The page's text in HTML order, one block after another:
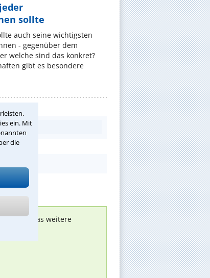
ein. Mit
die
sollte
auch seine wichtigsten
- gegenüber dem
welche sind das konkret?
gibt es besondere
um das weitere